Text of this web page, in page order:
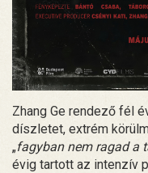
Zhang Ge rendező fél
díszletet, extrém
„fagyban nem ragad a
évig tartott az intenzív